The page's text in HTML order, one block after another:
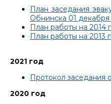
План заседания
Обнинска 01 декабря
План работы на 2014
План работы на 2013
2021 год
Протокол заседания
2020 год